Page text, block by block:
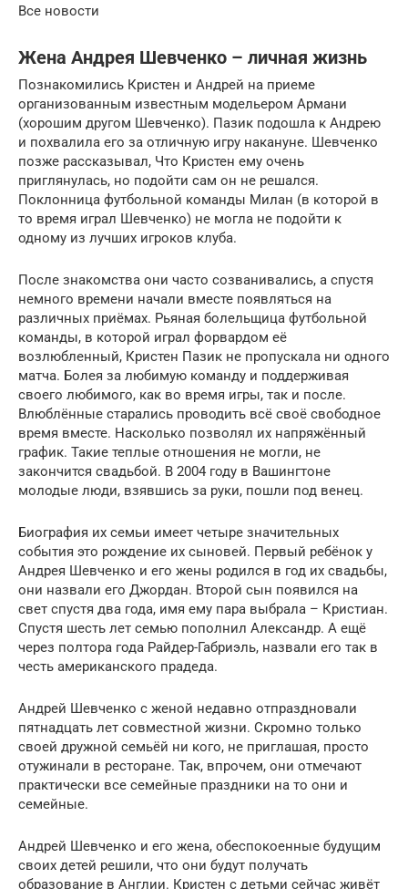
Все новости
Жена Андрея Шевченко – личная жизнь
Познакомились Кристен и Андрей на приеме
организованным известным модельером Армани
(хорошим другом Шевченко). Пазик подошла к Андрею
и похвалила его за отличную игру накануне. Шевченко
позже рассказывал, Что Кристен ему очень
приглянулась, но подойти сам он не решался.
Поклонница футбольной команды Милан (в которой в
то время играл Шевченко) не могла не подойти к
одному из лучших игроков клуба.
После знакомства они часто созванивались, а спустя
немного времени начали вместе появляться на
различных приёмах. Рьяная болельщица футбольной
команды, в которой играл форвардом её
возлюбленный, Кристен Пазик не пропускала ни одного
матча. Болея за любимую команду и поддерживая
своего любимого, как во время игры, так и после.
Влюблённые старались проводить всё своё свободное
время вместе. Насколько позволял их напряжённый
график. Такие теплые отношения не могли, не
закончится свадьбой. В 2004 году в Вашингтоне
молодые люди, взявшись за руки, пошли под венец.
Биография их семьи имеет четыре значительных
события это рождение их сыновей. Первый ребёнок у
Андрея Шевченко и его жены родился в год их свадьбы,
они назвали его Джордан. Второй сын появился на
свет спустя два года, имя ему пара выбрала – Кристиан.
Спустя шесть лет семью пополнил Александр. А ещё
через полтора года Райдер-Габриэль, назвали его так в
честь американского прадеда.
Андрей Шевченко с женой недавно отпраздновали
пятнадцать лет совместной жизни. Скромно только
своей дружной семьёй ни кого, не приглашая, просто
отужинали в ресторане. Так, впрочем, они отмечают
практически все семейные праздники на то они и
семейные.
Андрей Шевченко и его жена, обеспокоенные будущим
своих детей решили, что они будут получать
образование в Англии. Кристен с детьми сейчас живёт